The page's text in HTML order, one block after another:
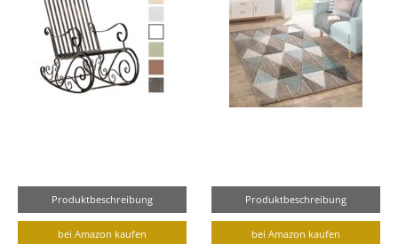
Produktbeschreibung
bei Amazon kaufen
Produktbeschreibung
bei Amazon kaufen